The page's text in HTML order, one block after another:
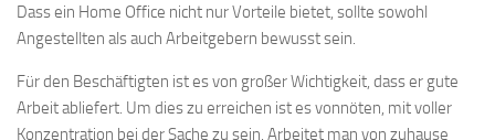
Dass ein Home Office nicht nur Vorteile bietet, sollte sowohl
Angestellten als auch Arbeitgebern bewusst sein.
Für den Beschäftigten ist es von großer Wichtigkeit, dass er gute
Arbeit abliefert. Um dies zu erreichen ist es vonnöten, mit voller
Konzentration bei der Sache zu sein. Arbeitet man von zuhause